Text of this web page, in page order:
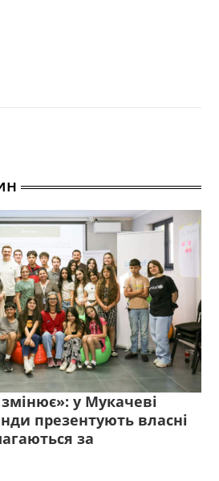
змінює»: у Мукачеві
презентують власні
за